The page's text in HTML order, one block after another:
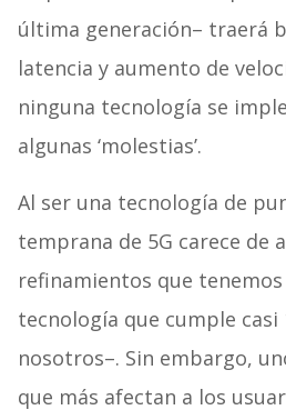
última generación– traerá
latencia y aumento de
ninguna tecnología se
algunas ‘molestias’.
Al ser una tecnología de
temprana de 5G carece de
refinamientos que tenemos
tecnología que cumple casi
nosotros–. Sin embargo,
que más afectan a los